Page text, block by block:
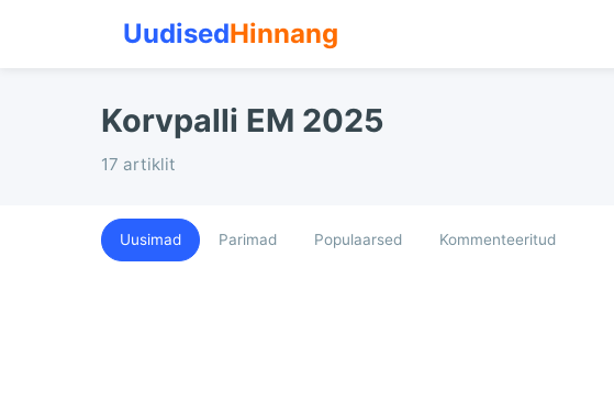
UudisedHinnang
Korvpalli EM 2025
17 artiklit
Uusimad Parimad Populaarsed Kommenteeritud